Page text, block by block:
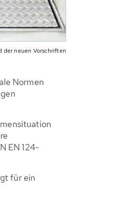
der neuen Vorschriften
Normen
EN 124-
für ein